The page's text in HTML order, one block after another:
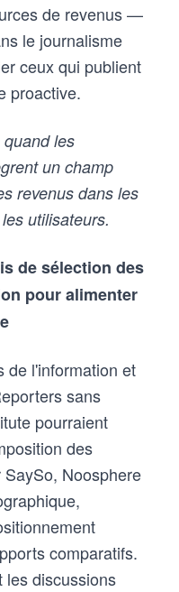
de revenus —
le journalisme
ceux qui publient
proactive.
les
un champ
revenus dans les
utilisateurs.
de sélection des
pour alimenter
de l'information et
sans
pourraient
des
Noosphere
comparatifs.
les discussions